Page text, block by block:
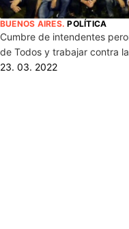
BUENOS AIRES.POLÍTICA
Cumbre de intendentes
de Todos y trabajar contra
23. 03. 2022